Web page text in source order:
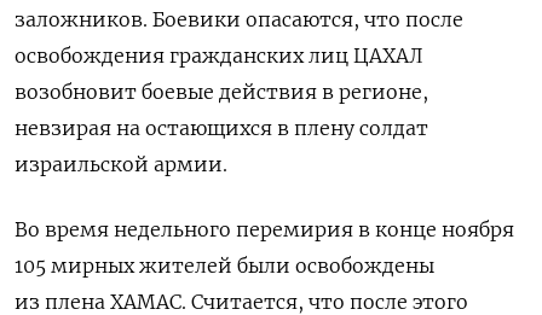
заложников. Боевики опасаются, что после
освобождения гражданских лиц ЦАХАЛ
возобновит боевые действия в регионе,
невзирая на остающихся в плену солдат
израильской армии.
Во время недельного перемирия в конце ноября
105 мирных жителей были освобождены
из плена ХАМАС. Считается, что после этого